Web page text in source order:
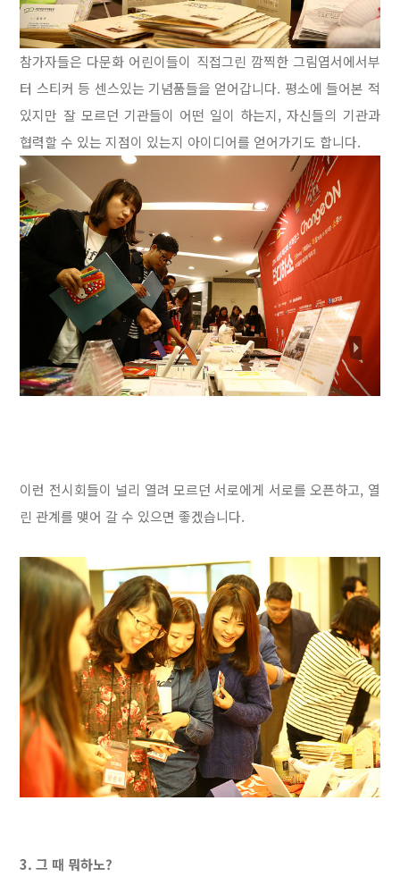
참가자들은 다문화 어린이들이 직접그린 깜찍한 그림엽서에서부
터 스티커 등 센스있는 기념품들을 얻어갑니다. 평소에 들어본 적
있지만 잘 모르던 기관들이 어떤 일이 하는지, 자신들의 기관과
협력할 수 있는 지점이 있는지 아이디어를 얻어가기도 합니다.
이런 전시회들이 널리 열려 모르던 서로에게 서로를 오픈하고, 열
린 관계를 맺어 갈 수 있으면 좋겠습니다.
3. 그 때 뭐하노?